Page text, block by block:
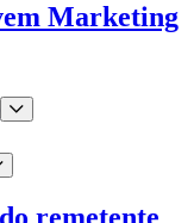
Marketing
remetente